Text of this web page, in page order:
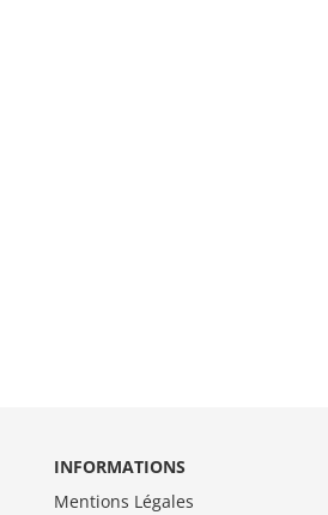
INFORMATIONS
Mentions Légales